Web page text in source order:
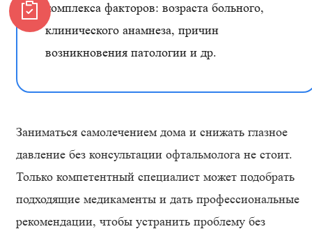
комплекса факторов: возраста больного,
клинического анамнеза, причин
возникновения патологии и др.
Заниматься самолечением дома и снижать глазное
давление без консультации офтальмолога не стоит.
Только компетентный специалист может подобрать
подходящие медикаменты и дать профессиональные
рекомендации, чтобы устранить проблему без